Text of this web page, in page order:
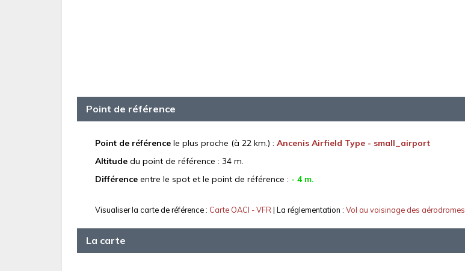
Point de référence
Point de référence le plus proche (à 22 km.) : Ancenis Airfield Type - small_airport
Altitude du point de référence : 34 m.
Différence entre le spot et le point de référence : - 4 m.
Visualiser la carte de référence : Carte OACI - VFR| La réglementation : Vol au voisinage des aérodromes
La carte